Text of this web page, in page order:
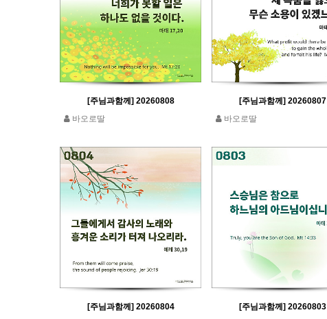
[주님과함께] 20260808
바오로딸
[주님과함께] 20260807
바오로딸
[주님과함께] 20260804
[주님과함께] 20260803